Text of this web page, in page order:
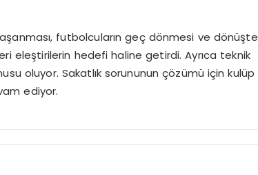
yaşanması, futbolcuların geç dönmesi ve dönüşte
eleştirilerin hedefi haline getirdi. Ayrıca teknik
oluyor. Sakatlık sorununun çözümü için kulüp
ediyor.